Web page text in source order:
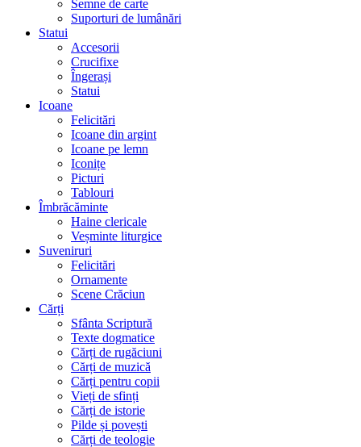
Semne de carte
Suporturi de lumânări
Statui
Accesorii
Crucifixe
Îngerași
Statui
Icoane
Felicitări
Icoane din argint
Icoane pe lemn
Iconițe
Picturi
Tablouri
Îmbrăcăminte
Haine clericale
Veșminte liturgice
Suveniruri
Felicitări
Ornamente
Scene Crăciun
Cărți
Sfânta Scriptură
Texte dogmatice
Cărți de rugăciuni
Cărți de muzică
Cărți pentru copii
Vieți de sfinți
Cărți de istorie
Pilde și povești
Cărți de teologie